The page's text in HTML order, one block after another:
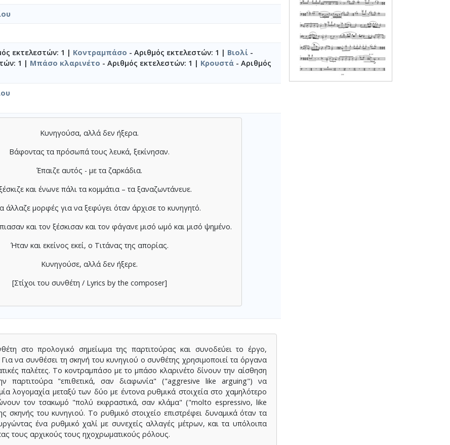
εκτελεστών: 1 | Κοντραμπάσο - Αριθμός εκτελεστών: 1 | Βιολί -
1 | Μπάσο κλαρινέτο - Αριθμός εκτελεστών: 1 | Κρουστά - Αριθμός
Κυνηγούσα, αλλά δεν ήξερα.
Βάφοντας τα πρόσωπά τους λευκά, ξεκίνησαν.
Έπαιζε αυτός - με τα ζαρκάδια.
και ένωνε πάλι τα κομμάτια – τα ξαναζωντάνευε.
άλλαζε μορφές για να ξεφύγει όταν άρχισε το κυνηγητό.
και τον ξέσκισαν και τον φάγανε μισό ωμό και μισό ψημένο.
Ήταν και εκείνος εκεί, ο Τιτάνας της απορίας.
Κυνηγούσε, αλλά δεν ήξερε.
[Στίχοι του συνθέτη / Lyrics by the composer]
στο προλογικό σημείωμα της παρτιτούρας και συνοδεύει το έργο,
να συνθέσει τη σκηνή του κυνηγιού ο συνθέτης χρησιμοποιεί τα όργανα
παλέτες. Το κοντραμπάσο με το μπάσο κλαρινέτο δίνουν την αίσθηση
παρτιτούρα "επιθετικά, σαν διαφωνία" ("aggresive like arguing") να
λογομαχία μεταξύ των δύο με έντονα ρυθμικά στοιχεία στο χαμηλότερο
τον τσακωμό "πολύ εκφραστικά, σαν κλάμα" ("molto espressivo, like
σκηνής του κυνηγιού. Το ρυθμικό στοιχείο επιστρέφει δυναμικά όταν τα
ένα ρυθμικό χαλί με συνεχείς αλλαγές μέτρων, και τα υπόλοιπα
τους αρχικούς τους ηχοχρωματικούς ρόλους.